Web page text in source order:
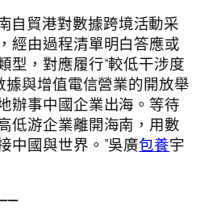
自貿港對數據跨境活動采
經由過程清單明白答應或
型，對應履行“較低干涉度
據與增值電信營業的開放舉
辦事中國企業出海。等待
低游企業離開海南，用數
中國與世界。”吳廣包養宇